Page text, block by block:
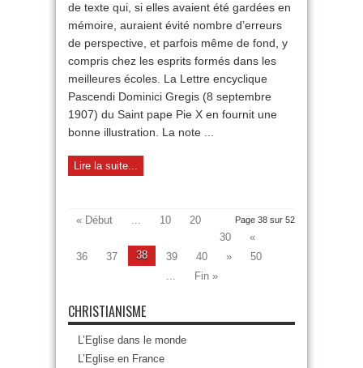
Christ
de
l’Esprit
Saint
Pontife
romain
de texte qui, si elles avaient été gardées en
mémoire, auraient évité nombre d’erreurs
de perspective, et parfois même de fond, y
compris chez les esprits formés dans les
meilleures écoles. La Lettre encyclique
Pascendi Dominici Gregis (8 septembre
1907) du Saint pape Pie X en fournit une
bonne illustration. La note ...
Lire la suite...
Page 38 sur 52
« Début ... 10
20
30
«
36
37 38 39 40 »
50
...
Fin »
CHRISTIANISME
L’Eglise dans le monde
L’Eglise en France